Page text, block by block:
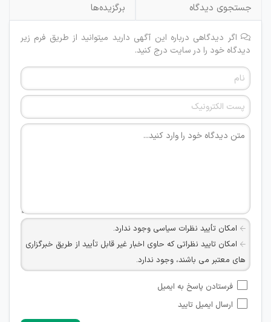
جستجوی دیدگاه
برگزیده‌ها
اگر دیدگاهی درباره این آگهی دارید میتوانید از طریق فرم زیر
دیدگاه خود را در سایت درج کنید.
امکان تأیید نظرات سیاسی وجود ندارد.
امکان تایید نظراتی که حاوی اخبار غیر قابل تأیید از طریق خبرگزاری
های معتبر می باشند، وجود ندارد.
شبکه های مجازی ارتباطی می باشند وجود ندارد.
امکان تأیید نظرات کاربرانی که به هر طریقی قصد مأیوس کردن
فرستادن پاسخ به ایمیل
ارسال ایمیل تایید